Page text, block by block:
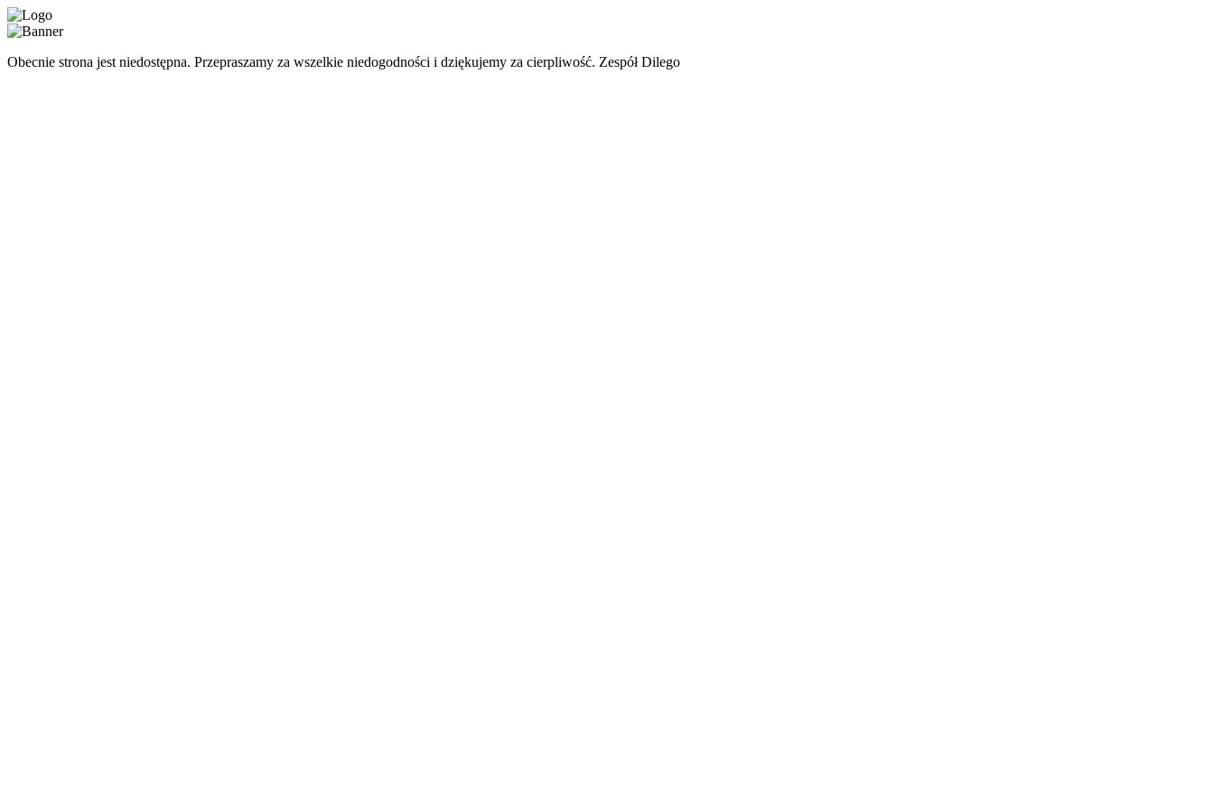
Obecnie strona jest niedostępna. Przepraszamy za wszelkie niedogodności i dziękujemy za cierpliwość. Zespół Dilego